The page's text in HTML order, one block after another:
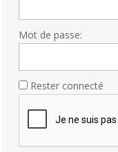
Mot de passe:
Rester connecté